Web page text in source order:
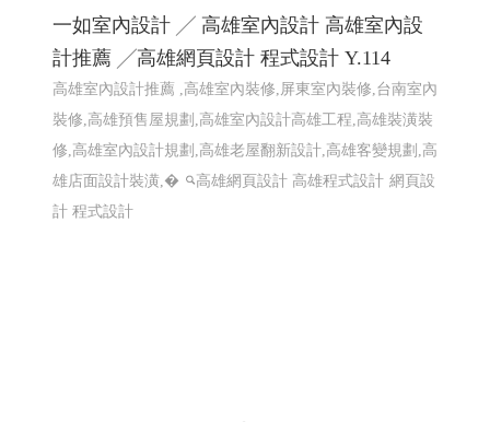
2026大鵬灣帆船生活節 X Kakao Friends -屏東
網頁設計
2026大鵬灣帆船生活節 X Kakao Friends -東港帆船節 東港
帆船競賽
屏東響應式網頁設計 高雄響應式網頁設計